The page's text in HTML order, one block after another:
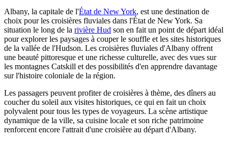
Albany, la capitale de l'État de New York, est une destination de
choix pour les croisières fluviales dans l'État de New York. Sa
situation le long de la rivière Hud son en fait un point de départ idéal
pour explorer les paysages à couper le souffle et les sites historiques
de la vallée de l'Hudson. Les croisières fluviales d'Albany offrent
une beauté pittoresque et une richesse culturelle, avec des vues sur
les montagnes Catskill et des possibilités d'en apprendre davantage
sur l'histoire coloniale de la région.
Les passagers peuvent profiter de croisières à thème, des dîners au
coucher du soleil aux visites historiques, ce qui en fait un choix
polyvalent pour tous les types de voyageurs. La scène artistique
dynamique de la ville, sa cuisine locale et son riche patrimoine
renforcent encore l'attrait d'une croisière au départ d'Albany.